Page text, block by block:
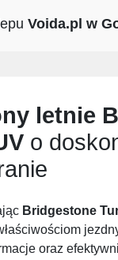
Voida.pl w
letnie
o
Bridgestone
oraz